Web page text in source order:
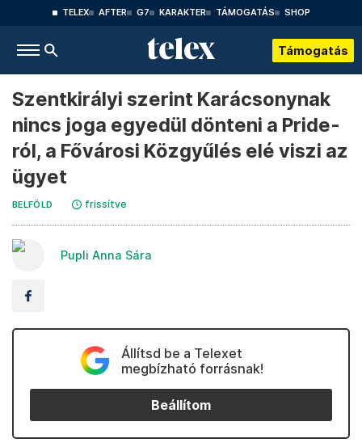
TELEX AFTER G7 KARAKTER TÁMOGATÁS SHOP
Támogatás
Szentkirályi szerint Karácsonynak
nincs joga egyedül dönteni a Pride-
ról, a Fővárosi Közgyűlés elé viszi az
ügyet
BELFÖLD frissítve
Pupli Anna Sára
Állítsd be a Telexet
megbízható forrásnak!
Beállítom